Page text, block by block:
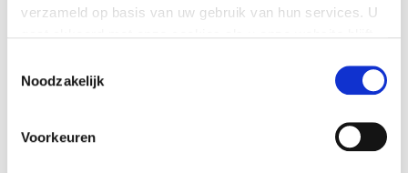
verzameld op basis van uw gebruik van hun services. U
Noodzakelijk
Voorkeuren